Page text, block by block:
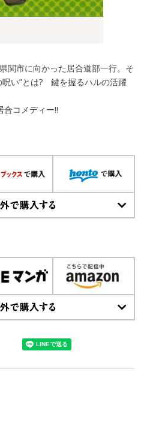
関市に向かった居合道部一行。そ
呪い”とは? 鍵を握るハルの活躍
コメディー!!